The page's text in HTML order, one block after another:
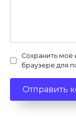
Сохранить моё
браузере для